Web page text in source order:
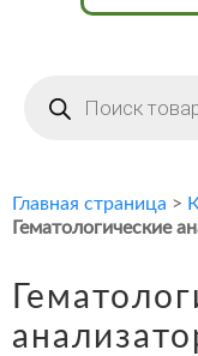
товаров
Главная страница >
Гематологические